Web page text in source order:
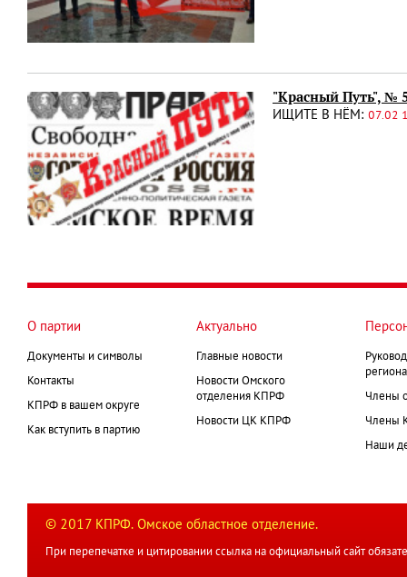
"Красный Путь", №
ИЩИТЕ В НЁМ: 07.02
О партии
Документы и символы
Контакты
КПРФ в вашем округе
Как вступить в партию
Актуально
Главные новости
Новости Омского
отделения КПРФ
Новости ЦК КПРФ
Члены
Члены
Наши
© 2017 КПРФ. Омское областное отделение.
При перепечатке и цитировании ссылка на официальный сайт